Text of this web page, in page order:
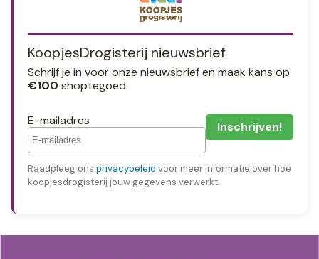
KoopjesDrogisterij nieuwsbrief
Schrijf je in voor onze nieuwsbrief en maak kans op
€100 shoptegoed.
E-mailadres
Raadpleeg ons privacybeleid voor meer informatie over hoe
koopjesdrogisterij jouw gegevens verwerkt.